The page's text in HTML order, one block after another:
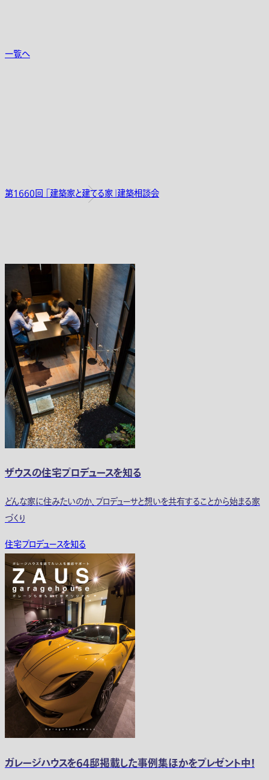
一覧へ
第1660回 「建築家と建てる家」建築相談会
ザウスの住宅プロデュースを知る
どんな家に住みたいのか、プロデューサと想いを共有することから始まる家
づくり
住宅プロデュースを知る
ガレージハウスを64邸掲載した事例集ほかをプレゼント中！